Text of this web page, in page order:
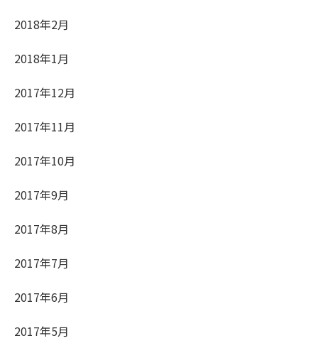
2018年2月
2018年1月
2017年12月
2017年11月
2017年10月
2017年9月
2017年8月
2017年7月
2017年6月
2017年5月